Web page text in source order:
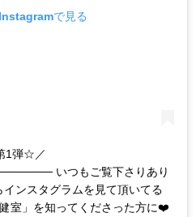
で見る
1弾☆／
いつもご覧下さりあり
ンスタグラムを見て頂いてる
室」を知ってくださった方に❤️